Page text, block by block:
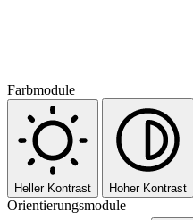
Farbmodule
Heller Kontrast Hoher Kontrast
Orientierungsmodule